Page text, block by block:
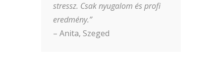
stressz. Csak nyugalom és profi
eredmény.”
– Anita, Szeged